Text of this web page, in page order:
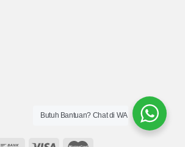
Butuh Bantuan? Chat di WA